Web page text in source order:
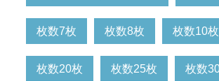
枚数7枚 枚数8枚 枚数10枚
枚数20枚 枚数25枚 枚数